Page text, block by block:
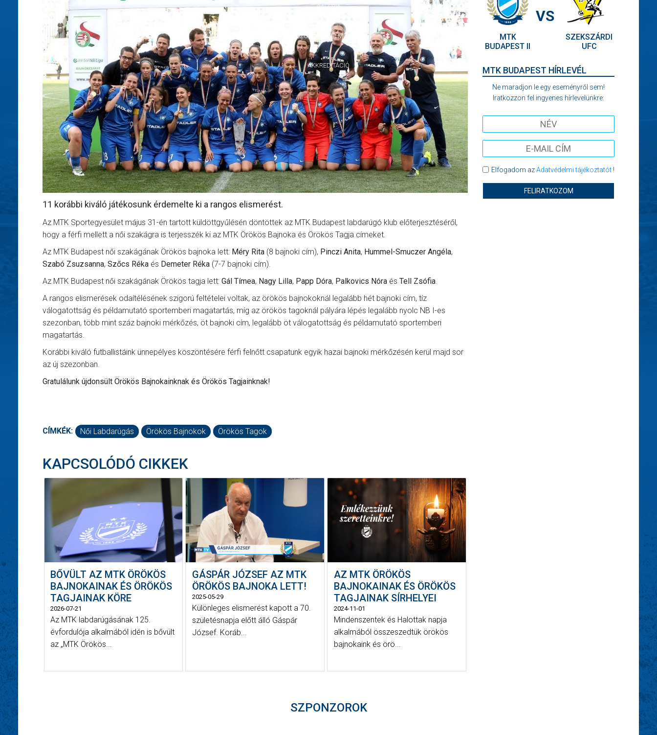
GALÉRIA
SZURKOLÓI ÉLMÉNYEK
AKKREDITÁCIÓ
11 korábbi kiváló játékosunk érdemelte ki a rangos elismerést.
Az MTK Sportegyesület május 31-én tartott küldöttgyűlésén döntöttek az MTK Budapest labdarúgó klub előterjesztéséről,
hogy a férfi mellett a női szakágra is terjesszék ki az MTK Örökös Bajnoka és Örökös Tagja címeket.
Az MTK Budapest női szakágának Örökös bajnoka lett: Méry Rita (8 bajnoki cím), Pinczi Anita, Hummel-Smuczer Angéla,
Szabó Zsuzsanna, Szőcs Réka és Demeter Réka (7-7 bajnoki cím).
Az MTK Budapest női szakágának Örökös tagja lett: Gál Tímea, Nagy Lilla, Papp Dóra, Palkovics Nóra és Tell Zsófia.
A rangos elismerések odaítélésének szigorú feltételei voltak, az örökös bajnokoknál legalább hét bajnoki cím, tíz
válogatottság és példamutató sportemberi magatartás, míg az örökös tagoknál pályára lépés legalább nyolc NB I-es
szezonban, több mint száz bajnoki mérkőzés, öt bajnoki cím, legalább öt válogatottság és példamutató sportemberi
magatartás.
Korábbi kiváló futballistáink ünnepélyes köszöntésére férfi felnőtt csapatunk egyik hazai bajnoki mérkőzésén kerül majd sor
az új szezonban.
Gratulálunk újdonsült Örökös Bajnokainknak és Örökös Tagjainknak!
CÍMKÉK: Női Labdarúgás Örökös Bajnokok Örökös Tagok
KAPCSOLÓDÓ CIKKEK
BŐVÜLT AZ MTK ÖRÖKÖS
BAJNOKAINAK ÉS ÖRÖKÖS
TAGJAINAK KÖRE
2026-07-21
Az MTK labdarúgásának 125.
évfordulója alkalmából idén is bővült
az „MTK Örökös...
GÁSPÁR JÓZSEF AZ MTK
ÖRÖKÖS BAJNOKA LETT!
2025-05-29
Különleges elismerést kapott a 70.
születésnapja előtt álló Gáspár
József. Koráb...
AZ MTK ÖRÖKÖS
BAJNOKAINAK ÉS ÖRÖKÖS
TAGJAINAK SÍRHELYEI
2024-11-01
Mindenszentek és Halottak napja
alkalmából összeszedtük örökös
bajnokaink és örö...
MTK
BUDAPEST II
VS
SZEKSZÁRDI
UFC
MTK BUDAPEST HÍRLEVÉL
Ne maradjon le egy eseményről sem!
Iratkozzon fel ingyenes hírlevelünkre:
Elfogadom azAdatvédelmi tájékoztatót!
FELIRATKOZOM
SZPONZOROK